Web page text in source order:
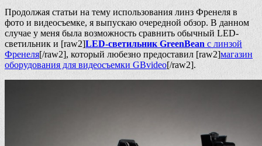
Продолжая статьи на тему использования линз Френеля в
фото и видеосъемке, я выпускаю очередной обзор. В данном
случае у меня была возможность сравнить обычный LED-
светильник и [raw2]LED-светильник GreenBean с линзой
Френеля[/raw2], который любезно предоставил [raw2]магазин
оборудования для видеосъемки GBvideo[/raw2].